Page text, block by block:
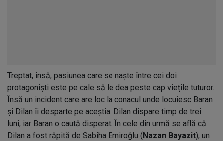
Treptat, însă, pasiunea care se naște între cei doi
protagoniști este pe cale să le dea peste cap viețile tuturor.
Însă un incident care are loc la conacul unde locuiesc Baran
și Dilan îi desparte pe aceștia. Dilan dispare timp de trei
luni, iar Baran o caută disperat. În cele din urmă se află că
Dilan a fost răpită de Sabiha Emiroğlu ( Nazan Bayazit), un